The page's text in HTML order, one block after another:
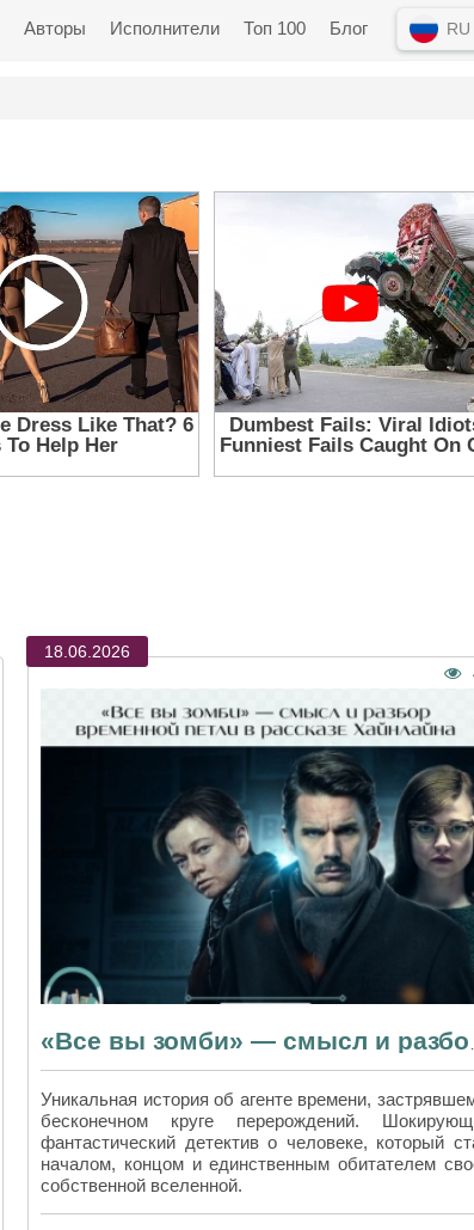
Авторы Исполнители Топ 100 Блог RU
18.06.2026
Уникальная история об агенте времени,
бесконечном круге перерождений.
фантастический детектив о человеке, который
началом, концом и единственным обитателем
собственной вселенной.